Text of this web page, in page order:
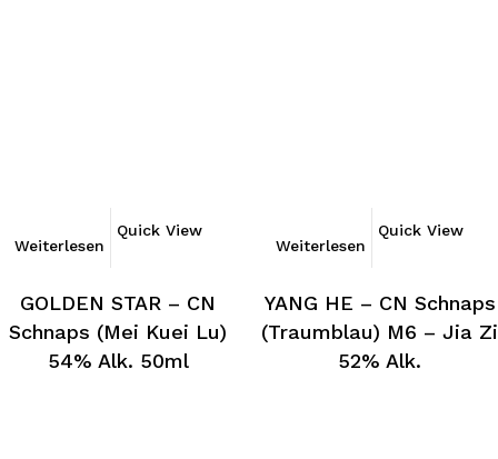
Weiterlesen
Quick View
GOLDEN STAR – CN
Schnaps (Mei Kuei Lu)
54% Alk. 50ml
Weiterlesen
Quick View
YANG HE – CN Schnaps
(Traumblau) M6 – Jia Zi
52% Alk.